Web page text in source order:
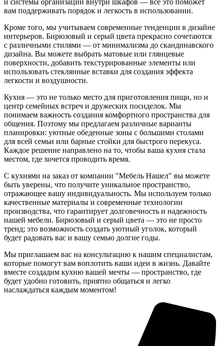
вам поддерживать порядок и легкость в использовании.
Кроме того, мы учитываем современные тенденции в дизайне
интерьеров. Бирюзовый и серый цвета прекрасно сочетаются
с различными стилями — от минимализма до скандинавского
дизайна. Вы можете выбрать матовые или глянцевые
поверхности, добавить текстурированные элементы или
использовать стеклянные вставки для создания эффекта
легкости и воздушности.
Кухня — это не только место для приготовления пищи, но и
центр семейных встреч и дружеских посиделок. Мы
понимаем важность создания комфортного пространства для
общения. Поэтому мы предлагаем различные варианты
планировки: уютные обеденные зоны с большими столами
для всей семьи или барные стойки для быстрого перекуса.
Каждое решение направлено на то, чтобы ваша кухня стала
местом, где хочется проводить время.
С кухнями на заказ от компании "Мебель Нашел" вы можете
быть уверены, что получите уникальное пространство,
отражающее вашу индивидуальность. Мы используем только
качественные материалы и современные технологии
производства, что гарантирует долговечность и надежность
нашей мебели. Бирюзовый и серый цвета — это не просто
тренд; это возможность создать уютный уголок, который
будет радовать вас и вашу семью долгие годы.
Мы приглашаем вас на консультацию к нашим специалистам,
которые помогут вам воплотить ваши идеи в жизнь. Давайте
вместе создадим кухню вашей мечты — пространство, где
будет удобно готовить, приятно общаться и легко
наслаждаться каждым моментом!